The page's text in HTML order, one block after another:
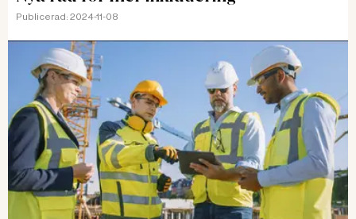
Publicerad: 2024-11-08